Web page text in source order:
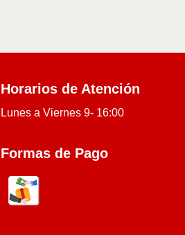
Horarios de Atención
Lunes a Viernes 9- 16:00
Formas de Pago